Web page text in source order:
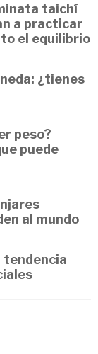
taichí
a practicar
el equilibrio
¿tienes
peso?
puede
al mundo
tendencia